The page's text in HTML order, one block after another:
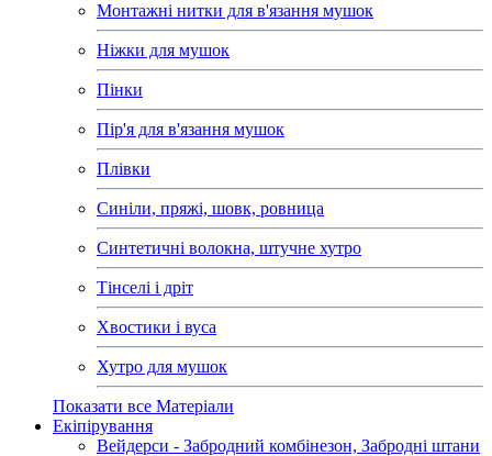
Монтажні нитки для в'язання мушок
Ніжки для мушок
Пінки
Пір'я для в'язання мушок
Плівки
Синіли, пряжі, шовк, ровница
Синтетичні волокна, штучне хутро
Тінселі і дріт
Хвостики і вуса
Хутро для мушок
Показати все Матеріали
Екіпірування
Вейдерси - Забродний комбінезон, Забродні штани